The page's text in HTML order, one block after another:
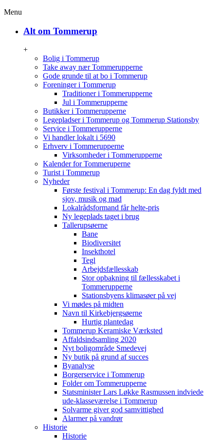
Menu
Alt om Tommerup
+
Bolig i Tommerup
Take away nær Tommerupperne
Gode grunde til at bo i Tommerup
Foreninger i Tommerup
Traditioner i Tommerupperne
Jul i Tommerupperne
Butikker i Tommerupperne
Legepladser i Tommerup og Tommerup Stationsby
Service i Tommerupperne
Vi handler lokalt i 5690
Erhverv i Tommerupperne
Virksomheder i Tommerupperne
Kalender for Tommeruperne
Turist i Tommerup
Nyheder
Første festival i Tommerup: En dag fyldt med
sjov, musik og mad
Lokalrådsformand får helte-pris
Ny legeplads taget i brug
Tallerupsøerne
Bane
Biodiversitet
Insekthotel
Tegl
Arbejdsfællesskab
Stor opbakning til fællesskabet i
Tommerupperne
Stationsbyens klimasøer på vej
Vi mødes på midten
Navn til Kirkebjergsøerne
Hurtig plantedag
Tommerup Keramiske Værksted
Affaldsindsamling 2020
Nyt boligområde Smedevej
Ny butik på grund af succes
Byanalyse
Borgerservice i Tommerup
Folder om Tommerupperne
Statsminister Lars Løkke Rasmussen indviede
ude-klasseværelse i Tommerup
Solvarme giver god samvittighed
Alarmer på vandrør
Historie
Historie